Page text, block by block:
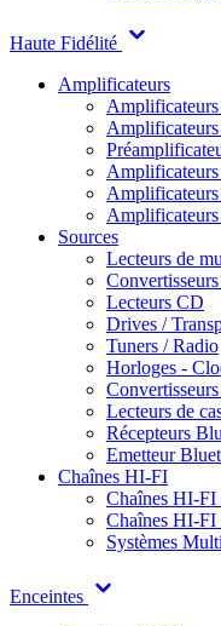
Haute Fidélité
Amplificateurs
Amplificateurs
Amplificateurs
Sources
Lecteurs de
Lecteurs CD
Drives /
Tuners / Radio
Horloges -
Lecteurs de
Récepteurs
Emetteur
Chaînes HI-FI
Chaînes HI-FI
Chaînes HI-FI
Systèmes
Enceintes